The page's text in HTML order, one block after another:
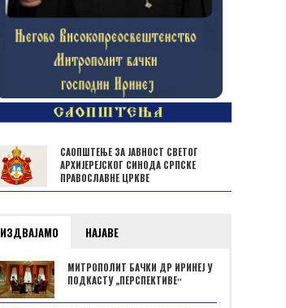
САОПШТЕЊЕ ЗА ЈАВНОСТ СВЕТОГ
АРХИЈЕРЕЈСКОГ СИНОДА СРПСКЕ
ПРАВОСЛАВНЕ ЦРКВЕ
ИЗДВАЈАМО НАЈАВЕ
МИТРОПОЛИТ БАЧКИ ДР ИРИНЕЈ У
ПОДКАСТУ „ПЕРСПЕКТИВЕˮ